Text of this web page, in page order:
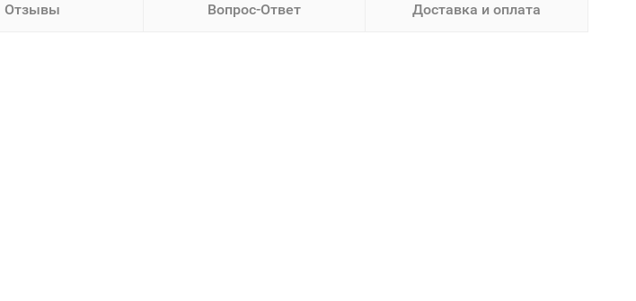
Отзывы Вопрос-Ответ Доставка и оплата